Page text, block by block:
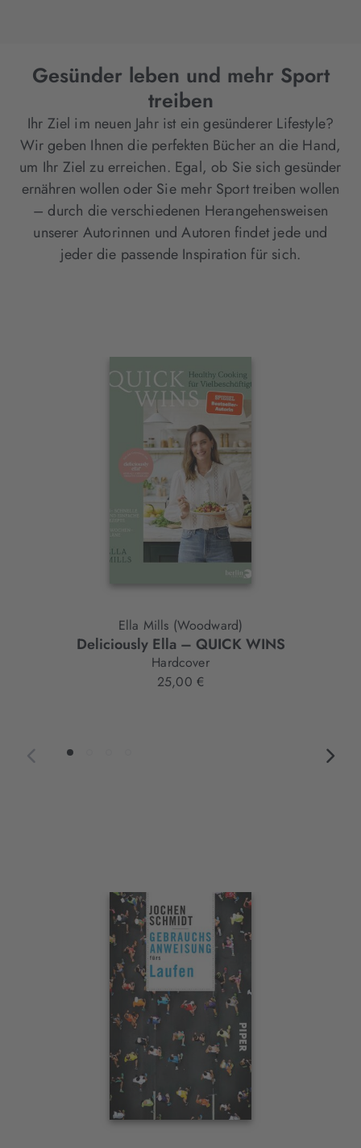
Gesünder leben und mehr Sport
treiben
Ihr Ziel im neuen Jahr ist ein gesünderer Lifestyle?
Wir geben Ihnen die perfekten Bücher an die Hand,
um Ihr Ziel zu erreichen. Egal, ob Sie sich gesünder
ernähren wollen oder Sie mehr Sport treiben wollen
– durch die verschiedenen Herangehensweisen
unserer Autorinnen und Autoren findet jede und
jeder die passende Inspiration für sich.
Interaktives
Ella Mills (Woodward)
Deliciously Ella – QUICK WINS
Hardcover
25,00 €
Interaktives